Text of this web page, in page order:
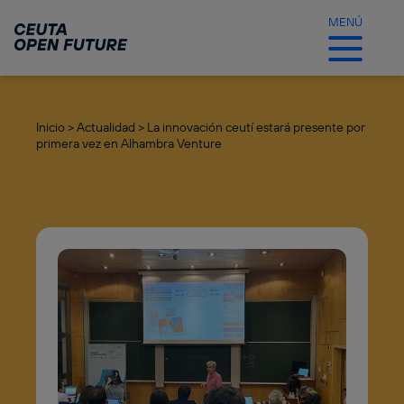
contenido
principal
MENÚ
Inicio >Actualidad > La innovación ceutí estará presente por
primera vez en Alhambra Venture